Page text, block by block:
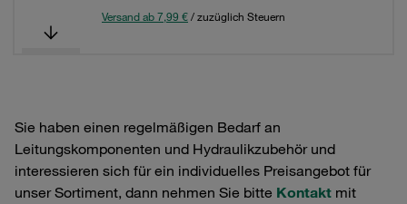
Versand ab 7,99 €/ zuzüglich Steuern
Sie haben einen regelmäßigen Bedarf an
Leitungskomponenten und Hydraulikzubehör und
interessieren sich für ein individuelles Preisangebot für
unser Sortiment, dann nehmen Sie bitte Kontakt mit